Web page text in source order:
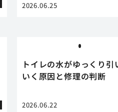
2026.06.25
トイレの水がゆっくり引
いく原因と修理の判断
2026.06.22